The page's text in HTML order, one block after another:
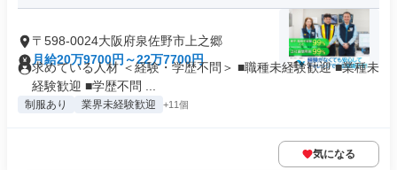
〒598-0024大阪府泉佐野市上之郷
月給20万9700円～22万7700円
求めている人材 ＜経験・学歴不問＞ ■職種未経験歓迎 ■業種未
経験歓迎 ■学歴不問 ...
制服あり 業界未経験歓迎 +11個
気になる